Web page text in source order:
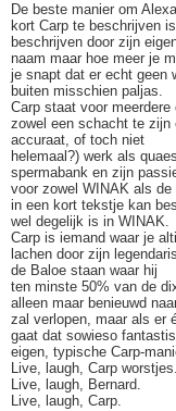
De beste manier om
kort Carp te beschrijven
beschrijven door zijn
naam maar hoe meer je
je snapt dat er echt geen
buiten misschien paljas.
Carp staat voor meerdere
zowel een schacht te
accuraat, of toch niet
helemaal?) werk als
spermabank en zijn
voor zowel WINAK als
in een kort tekstje kan
wel degelijk is in WINAK.
Carp is iemand waar je
lachen door zijn
de Baloe staan waar hij
ten minste 50% van de
alleen maar benieuwd
zal verlopen, maar als er
gaat dat sowieso
eigen, typische Carp-
Live, laugh, Carp worstjes.
Live, laugh, Bernard.
Live, laugh, Carp.